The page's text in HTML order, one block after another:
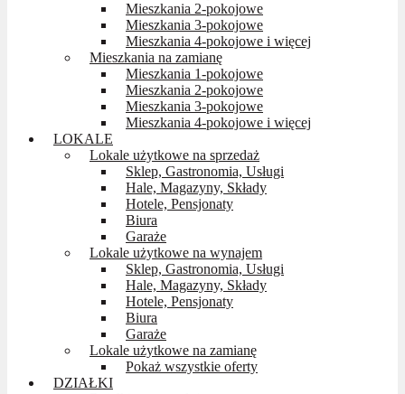
Mieszkania 2-pokojowe
Mieszkania 3-pokojowe
Mieszkania 4-pokojowe i więcej
Mieszkania na zamianę
Mieszkania 1-pokojowe
Mieszkania 2-pokojowe
Mieszkania 3-pokojowe
Mieszkania 4-pokojowe i więcej
LOKALE
Lokale użytkowe na sprzedaż
Sklep, Gastronomia, Usługi
Hale, Magazyny, Składy
Hotele, Pensjonaty
Biura
Garaże
Lokale użytkowe na wynajem
Sklep, Gastronomia, Usługi
Hale, Magazyny, Składy
Hotele, Pensjonaty
Biura
Garaże
Lokale użytkowe na zamianę
Pokaż wszystkie oferty
DZIAŁKI